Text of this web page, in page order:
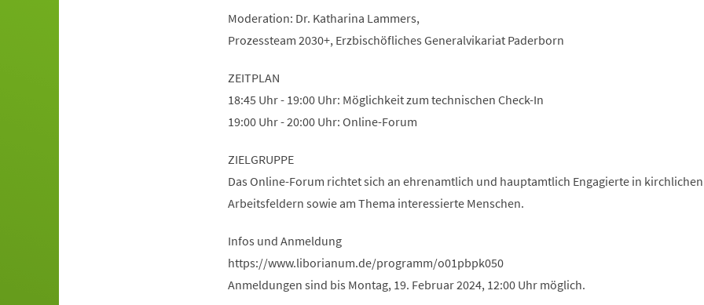
Moderation: Dr. Katharina Lammers,
Prozessteam 2030+, Erzbischöfliches Generalvikariat Paderborn
ZEITPLAN
18:45 Uhr - 19:00 Uhr: Möglichkeit zum technischen Check-In
19:00 Uhr - 20:00 Uhr: Online-Forum
ZIELGRUPPE
Das Online-Forum richtet sich an ehrenamtlich und hauptamtlich Engagierte in kirchlichen
Arbeitsfeldern sowie am Thema interessierte Menschen.
Infos und Anmeldung
https://www.liborianum.de/programm/o01pbpk050
Anmeldungen sind bis Montag, 19. Februar 2024, 12:00 Uhr möglich.